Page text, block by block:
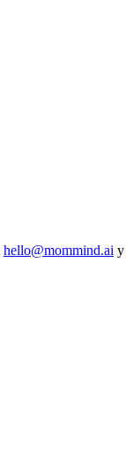
hello@mommind.ai y